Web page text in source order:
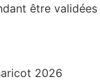
être
2026